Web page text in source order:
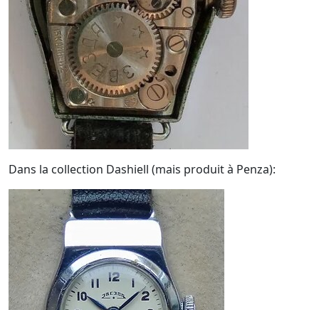
Dans la collection Dashiell (mais produit à Penza):